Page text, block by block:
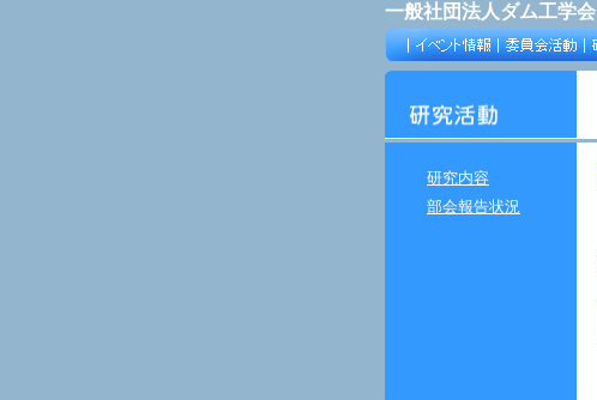
一般社団法人ダム工学会
研究内容
部会報告状況